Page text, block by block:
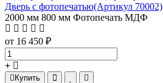
Дверь с фотопечатью(Артикул 70002)
2000 мм 800 мм Фотопечать МДФ
от 16 450 ₽
Купить